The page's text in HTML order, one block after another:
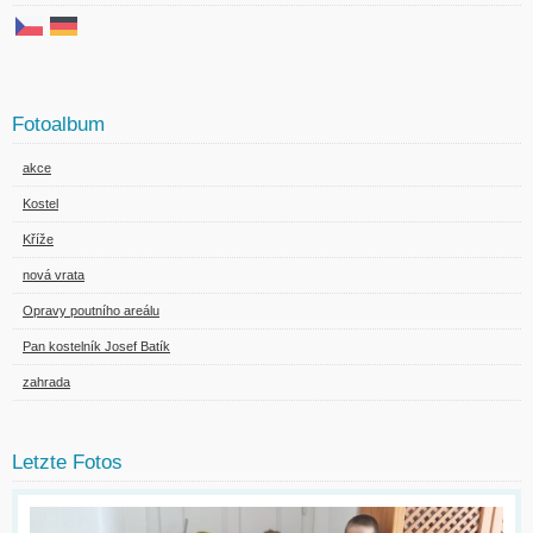
Fotoalbum
akce
Kostel
Kříže
nová vrata
Opravy poutního areálu
Pan kostelník Josef Batík
zahrada
Letzte Fotos